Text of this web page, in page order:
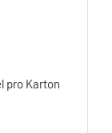
pro Karton